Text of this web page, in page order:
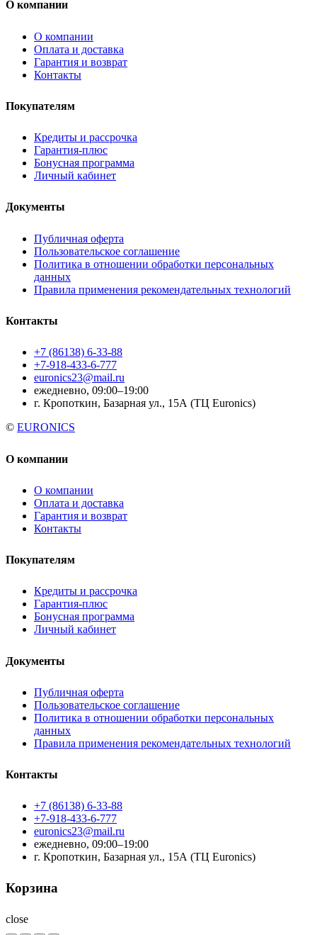
О компании
О компании
Оплата и доставка
Гарантия и возврат
Контакты
Покупателям
Кредиты и рассрочка
Гарантия-плюс
Бонусная программа
Личный кабинет
Документы
Публичная оферта
Пользовательское соглашение
Политика в отношении обработки персональных
данных
Правила применения рекомендательных технологий
Контакты
+7 (86138) 6-33-88
+7-918-433-6-777
euronics23@mail.ru
ежедневно, 09:00–19:00
г. Кропоткин, Базарная ул., 15А (ТЦ Euronics)
© EURONICS
О компании
О компании
Оплата и доставка
Гарантия и возврат
Контакты
Покупателям
Кредиты и рассрочка
Гарантия-плюс
Бонусная программа
Личный кабинет
Документы
Публичная оферта
Пользовательское соглашение
Политика в отношении обработки персональных
данных
Правила применения рекомендательных технологий
Контакты
+7 (86138) 6-33-88
+7-918-433-6-777
euronics23@mail.ru
ежедневно, 09:00–19:00
г. Кропоткин, Базарная ул., 15А (ТЦ Euronics)
Корзина
close